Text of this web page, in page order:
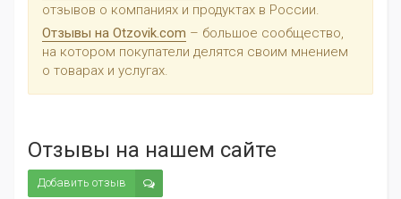
отзывов о компаниях и продуктах в России.
Отзывы на Otzovik.com – большое сообщество,
на котором покупатели делятся своим мнением
о товарах и услугах.
Отзывы на нашем сайте
Добавить отзыв